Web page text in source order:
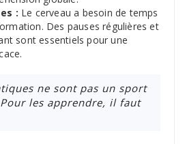
: Le cerveau a besoin de temps
Des pauses régulières et
sont essentiels pour une
ne sont pas un sport
les apprendre, il faut